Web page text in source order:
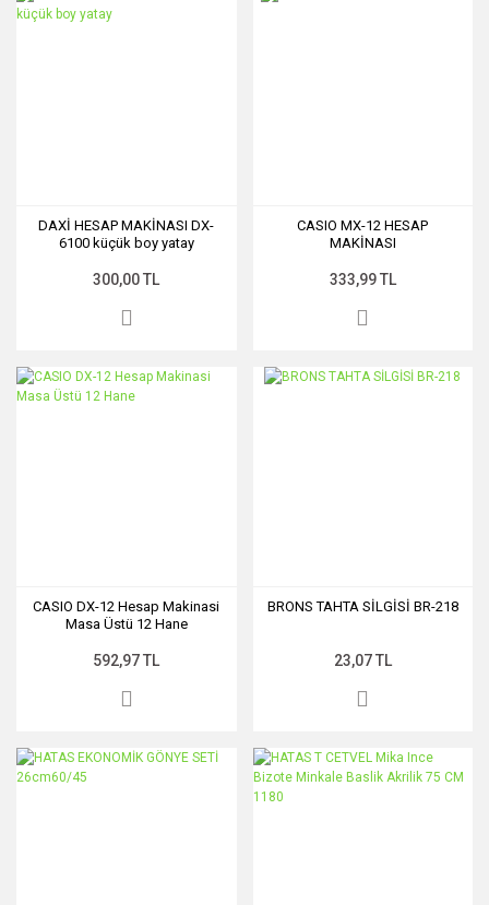
DAXİ HESAP MAKİNASI DX-
6100 küçük boy yatay
300,00 TL
CASIO MX-12 HESAP
MAKİNASI
333,99 TL
CASIO DX-12 Hesap Makinasi
Masa Üstü 12 Hane
592,97 TL
BRONS TAHTA SİLGİSİ BR-218
23,07 TL